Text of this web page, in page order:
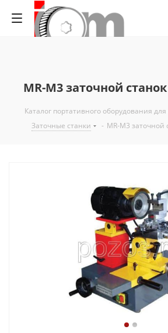
MR-M3 заточной
Каталог портативного оборудования
Заточные станки
- MR-M3 заточной